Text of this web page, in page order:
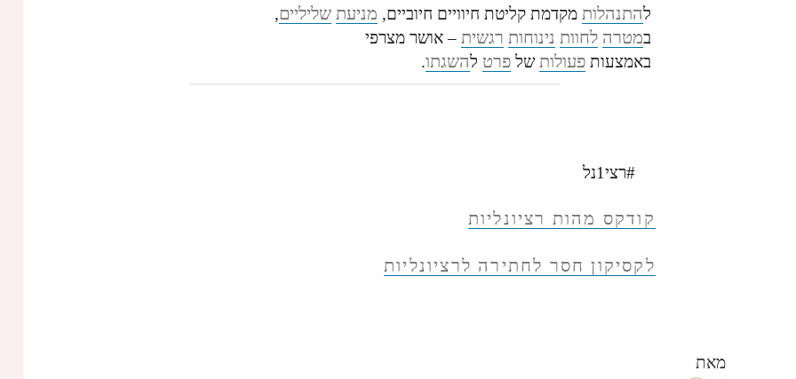
להתנהלות מקדמת קליטת חיוויים חיוביים, מניעת שליליים,
במטרה לחוות נינוחות רגשית – אושר מצרפי
באמצעות פעולות של פרט להשגתו.
#רצי1נל
קודקס מהות רציונליות
לקסיקון חסר לחתירה לרציונליות
מאת